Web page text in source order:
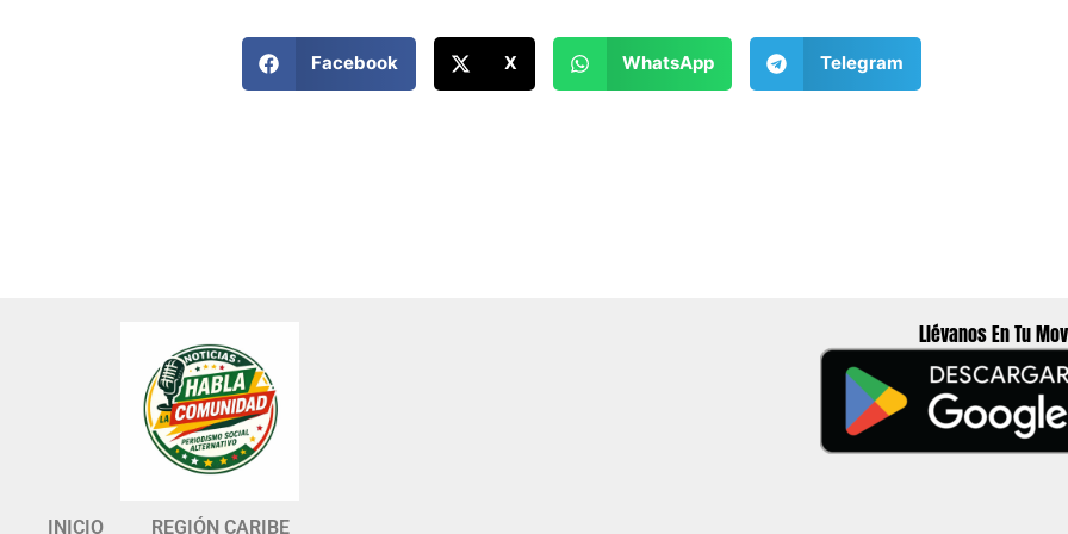
Facebook X WhatsApp Telegram
INICIO REGIÓN CARIBE
Llévanos En Tu